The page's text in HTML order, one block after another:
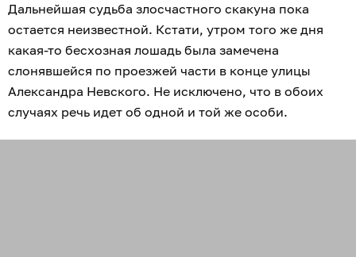
Дальнейшая судьба злосчастного скакуна пока
остается неизвестной. Кстати, утром того же дня
какая-то бесхозная лошадь была замечена
слонявшейся по проезжей части в конце улицы
Александра Невского. Не исключено, что в обоих
случаях речь идет об одной и той же особи.